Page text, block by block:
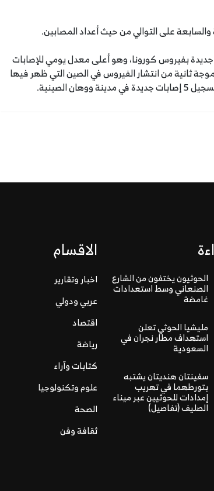
على التوالي من حيث أعداد المصابين.
في الوقت الذي سجلت فيه الصين 17 إصابة جديدة بفيروس كورونا، وهو أعلى معدل يومي للإصابات
ثانية من انتشار الفيروس في الصين التي ظهر فيها
الحوثيون يختفون من الشارع
الصنعاني وسط استعدادات
غامضة
مليشيا الحوثي تعلن
استهداف مطار نجران في
السعودية
سفينتان هنديتان يشتبه
بتورطهما في تهريب
إمدادات للحوثيين عبر ميناء
الصليف (تفاصيل)
الاقسام
اخبار وتقارير
عربي ودولي
اقتصاد
رياضة
كتابات وآراء
علوم وتكنولوجيا
الصحة
ثقافة وفن